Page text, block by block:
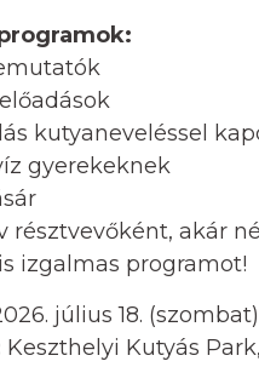
kutyaneveléssel
gyerekeknek
résztvevőként, akár
izgalmas programot!
július 18.
Keszthelyi Kutyás